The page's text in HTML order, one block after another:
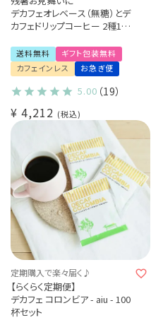
ろう。
デカフェオレベース（無糖）とデ
カフェドリップコーヒー 2種10
カフェインレス 送料無料
甘さなし デカフェのカフェオレ
の素
デカフェ・コロンビア 5杯 / デカ
送料無料
ギフト包装無料
カフェインレス
お急ぎ便
5.00 （19）
¥ 4,212 税込
定期購入で楽々届く♪
【らくらく定期便】
デカフェ コロンビア - aiu - 100
杯セット